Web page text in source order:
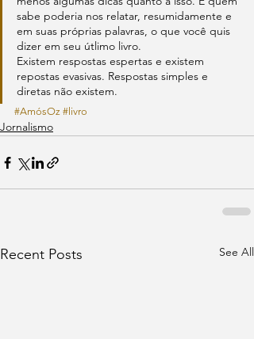
sabe poderia nos relatar, resumidamente e
em suas próprias palavras, o que você quis
dizer em seu útlimo livro.
Existem respostas espertas e existem
repostas evasivas. Respostas simples e
diretas não existem.
#AmósOz #livro
Jornalismo
Recent Posts See All